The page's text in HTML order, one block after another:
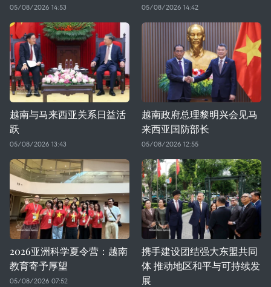
05/08/2026 14:53 05/08/2026 14:42
越南与马来西亚关系日益活
跃
05/08/2026 13:43
越南政府总理黎明兴会见马
来西亚国防部长
05/08/2026 12:55
2026亚洲科学夏令营：越南
教育寄予厚望
05/08/2026 07:52
携手建设团结强大东盟共同
体 推动地区和平与可持续发
展